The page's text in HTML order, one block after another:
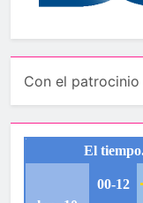
Con el patrocinio